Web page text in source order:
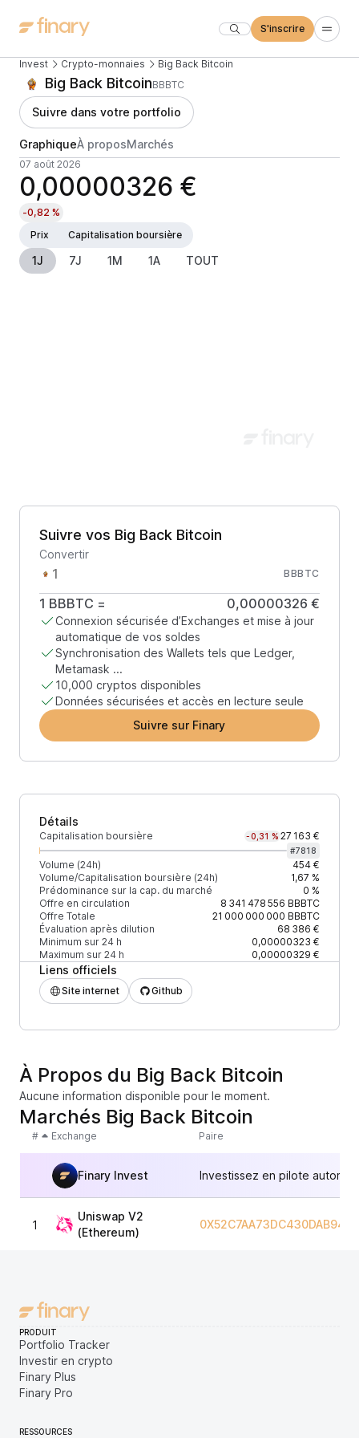
S'inscrire
Invest Crypto-monnaies Big Back Bitcoin
Big Back BitcoinBBBTC
Suivre dans votre portfolio
GraphiqueÀ proposMarchés
07 août 2026
0,00000326 €
-0,82 %
Prix
Capitalisation boursière
1J 7J 1M 1A TOUT
Suivre vos Big Back Bitcoin
Convertir
BBBTC
1 BBBTC = 0,00000326 €
Connexion sécurisée d’Exchanges et mise à jour
automatique de vos soldes
Synchronisation des Wallets tels que Ledger,
Metamask ...
10,000 cryptos disponibles
Données sécurisées et accès en lecture seule
Suivre sur Finary
Détails
Capitalisation boursière -0,31 % 27 163 €
#7818
Volume (24h)
454 €
Volume/Capitalisation boursière (24h)
1,67 %
Prédominance sur la cap. du marché
0 %
Offre en circulation
8 341 478 556 BBBTC
Offre Totale
21 000 000 000 BBBTC
Évaluation après dilution
68 386 €
Minimum sur 24 h
0,00000323 €
Maximum sur 24 h
0,00000329 €
Liens officiels
Site internet Github
À Propos du Big Back Bitcoin
Aucune information disponible pour le moment.
Marchés Big Back Bitcoin
# Exchange Paire
Finary Invest Investissez en pilote
1
Uniswap V2
(Ethereum)
PRODUIT
Portfolio Tracker
Investir en crypto
Finary Plus
Finary Pro
RESSOURCES